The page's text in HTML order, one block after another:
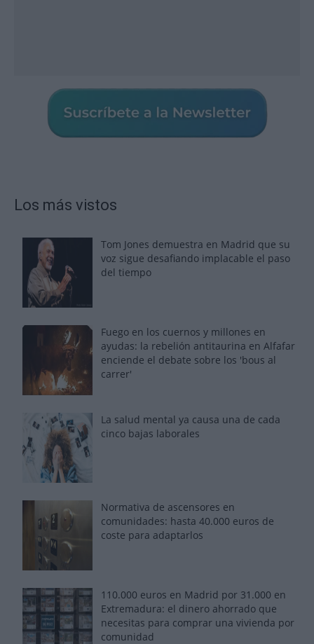
Los más vistos
Tom Jones demuestra en Madrid que su
voz sigue desafiando implacable el paso
del tiempo
Fuego en los cuernos y millones en
ayudas: la rebelión antitaurina en Alfafar
enciende el debate sobre los 'bous al
carrer'
La salud mental ya causa una de cada
cinco bajas laborales
Normativa de ascensores en
comunidades: hasta 40.000 euros de
coste para adaptarlos
110.000 euros en Madrid por 31.000 en
Extremadura: el dinero ahorrado que
necesitas para comprar una vivienda por
comunidad